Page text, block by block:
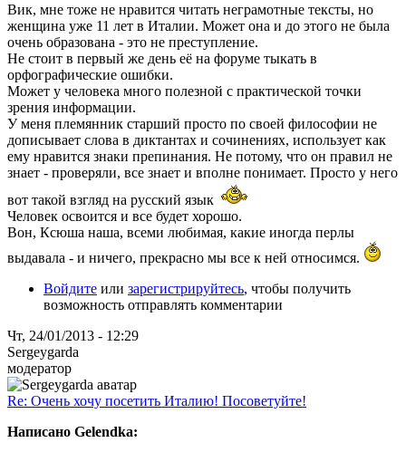
Вик, мне тоже не нравится читать неграмотные тексты, но
женщина уже 11 лет в Италии. Может она и до этого не была
очень образована - это не преступление.
Не стоит в первый же день её на форуме тыкать в
орфографические ошибки.
Может у человека много полезной с практической точки
зрения информации.
У меня племянник старший просто по своей философии не
дописывает слова в диктантах и сочинениях, использует как
ему нравится знаки препинания. Не потому, что он правил не
знает - проверяли, все знает и вполне понимает. Просто у него
вот такой взгляд на русский язык
Человек освоится и все будет хорошо.
Вон, Ксюша наша, всеми любимая, какие иногда перлы
выдавала - и ничего, прекрасно мы все к ней относимся.
Войдите или зарегистрируйтесь, чтобы получить
возможность отправлять комментарии
Чт, 24/01/2013 - 12:29
Sergeygarda
модератор
Re: Очень хочу посетить Италию! Посоветуйте!
Написано Gelendka: